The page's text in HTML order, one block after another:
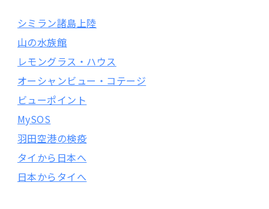
シミラン諸島上陸
山の水族館
レモングラス・ハウス
オーシャンビュー・コテージ
ビューポイント
MySOS
羽田空港の検疫
タイから日本へ
日本からタイへ